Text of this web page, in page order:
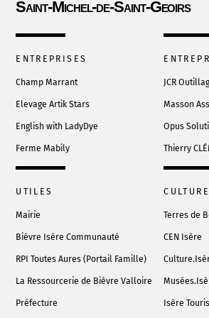
To
Saint-Michel-de-Saint-Geoirs
ENTREPRISES
Champ Marrant
Elevage ArtikStars
English with LadyDye
Ferme Mabily
JCR
Masson
Opus
Thierry
UTILES
Mairie
Bièvre Isère Communauté
RPI Toutes Aures (Portail Famille)
La Ressourcerie de Bièvre Valloire
Préfecture
Terres de
CEN Isère
Isère